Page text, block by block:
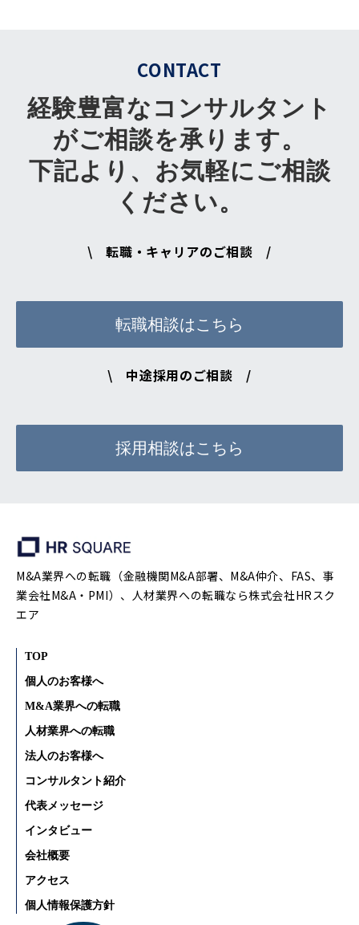
CONTACT
経験豊富なコンサルタント
がご相談を承ります。
下記より、お気軽にご相談
ください。
\ 転職・キャリアのご相談 /
転職相談はこちら
\ 中途採用のご相談 /
採用相談はこちら
M&A業界への転職（金融機関M&A部署、M&A仲介、FAS、事
業会社M&A・PMI）、人材業界への転職なら株式会社HRスク
エア
TOP
個人のお客様へ
M&A業界への転職
人材業界への転職
法人のお客様へ
コンサルタント紹介
代表メッセージ
インタビュー
会社概要
アクセス
個人情報保護方針